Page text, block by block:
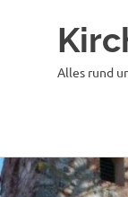
Zum
Inhalt
Alles rund